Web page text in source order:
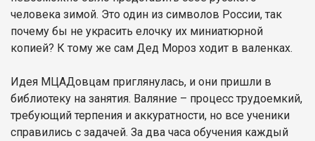
человека зимой. Это один из символов России, так
почему бы не украсить елочку их миниатюрной
копией? К тому же сам Дед Мороз ходит в валенках.
Идея МЦАДовцам приглянулась, и они пришли в
библиотеку на занятия. Валяние – процесс трудоемкий,
требующий терпения и аккуратности, но все ученики
справились с задачей. За два часа обучения каждый